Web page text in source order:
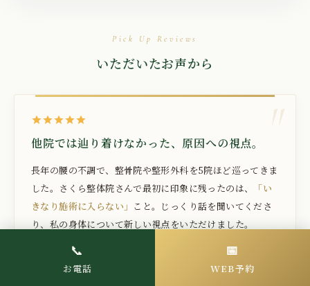
Pick Up Reviews
いただいたお声から
他院では辿り着けなかった、原因への視点。
長年の腰の不調で、整骨院や整形外科を5院ほど巡ってきま
した。さくら整体院さんで最初に印象に残ったのは、
「い
きなり施術に入らない」 こと。じっくり話を聞いてくださ
り、私の身体について新しい視点をいただけました。
K.M さま
Google
📞
お電話
📅
WEB予約